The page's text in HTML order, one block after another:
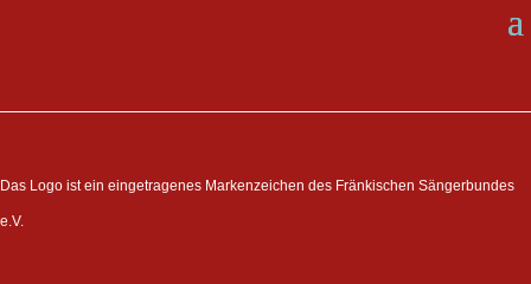
Das Logo ist ein eingetragenes Markenzeichen des Fränkischen Sängerbundes
e.V.